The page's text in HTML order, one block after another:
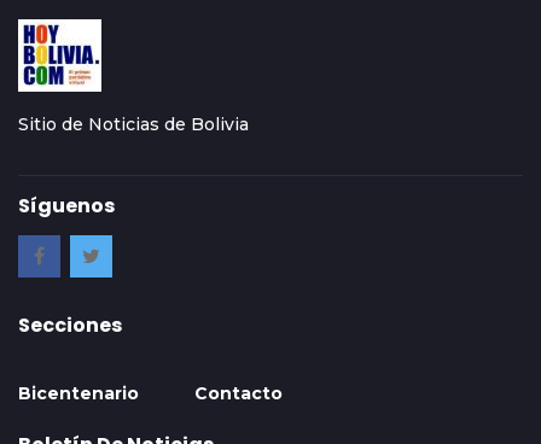
Sitio de Noticias de Bolivia
Síguenos
Secciones
Bicentenario Contacto